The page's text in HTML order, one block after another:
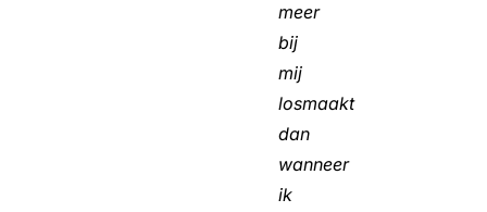
meer
bij
mij
losmaakt
dan
wanneer
ik